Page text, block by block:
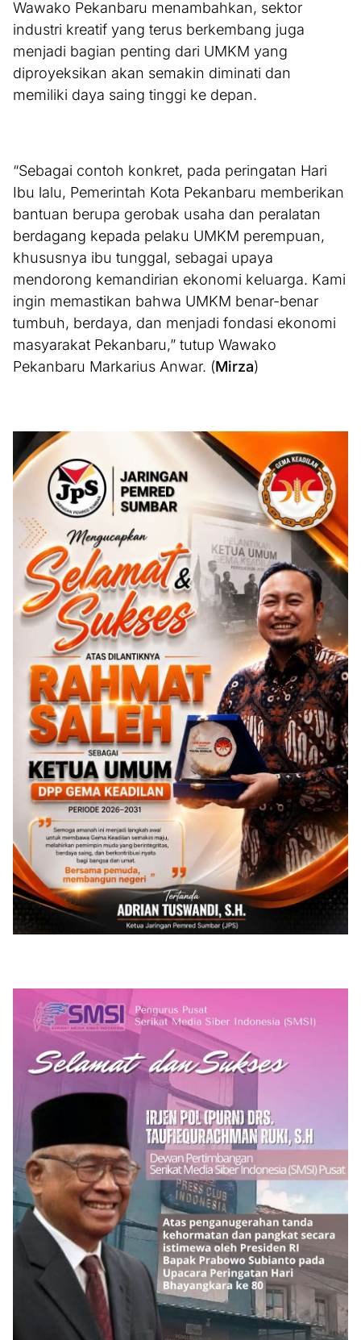
Wawako Pekanbaru menambahkan, sektor
industri kreatif yang terus berkembang juga
menjadi bagian penting dari UMKM yang
diproyeksikan akan semakin diminati dan
memiliki daya saing tinggi ke depan.
“Sebagai contoh konkret, pada peringatan Hari
Ibu lalu, Pemerintah Kota Pekanbaru memberikan
bantuan berupa gerobak usaha dan peralatan
berdagang kepada pelaku UMKM perempuan,
khususnya ibu tunggal, sebagai upaya
mendorong kemandirian ekonomi keluarga. Kami
ingin memastikan bahwa UMKM benar-benar
tumbuh, berdaya, dan menjadi fondasi ekonomi
masyarakat Pekanbaru,” tutup Wawako
Pekanbaru Markarius Anwar. (Mirza)